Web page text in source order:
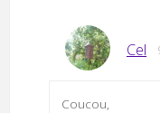
Cel
Coucou,